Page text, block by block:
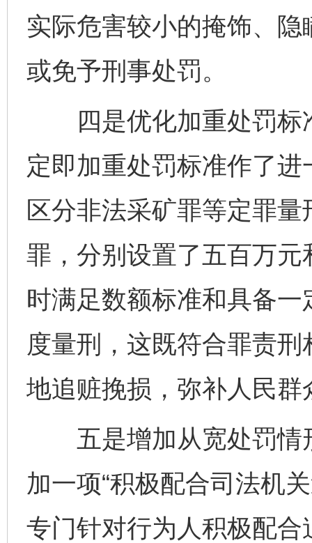
实际危害较小的掩饰、
或免予刑事处罚。
四是优化加重处罚标
定即加重处罚标准作了
区分非法采矿罪等定罪
罪，分别设置了五百万
时满足数额标准和具备
度量刑，这既符合罪责
地追赃挽损，弥补人民群
五是增加从宽处罚情
加一项“积极配合司法机
专门针对行为人积极配